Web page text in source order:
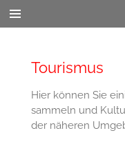
Zum
Hauptinhalt
Tourismus
Hier können Sie
sammeln und
der näheren